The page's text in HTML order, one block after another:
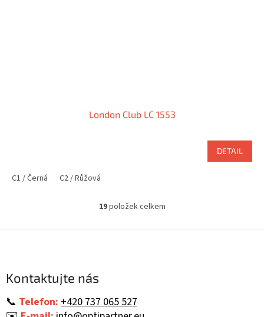
London Club LC 1553
DETAIL
C1 / Černá C2 / Růžová
O
l
p
r
19položek celkem
Kontaktujte nás
📞 Telefon: +420 737 065 527